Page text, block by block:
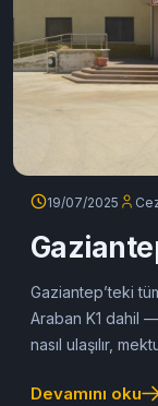
19/07/2025
Gaziantep’teki
Araban K1 dahil
nasıl ulaşılır,
Devamını oku